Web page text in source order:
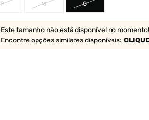
P M G
Este tamanho não está disponível no momento!
Encontre opções similaresdisponíveis: